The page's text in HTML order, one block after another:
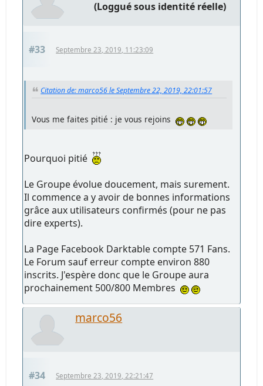
(Loggué sous identité réelle)
#33 Septembre 23, 2019, 11:23:09
Citation de: marco56 le Septembre 22, 2019, 22:01:57
Vous me faites pitié : je vous rejoins
Pourquoi pitié
Le Groupe évolue doucement, mais surement.
Il commence a y avoir de bonnes informations
grâce aux utilisateurs confirmés (pour ne pas
dire experts).
La Page Facebook Darktable compte 571 Fans.
Le Forum sauf erreur compte environ 880
inscrits. J'espère donc que le Groupe aura
prochainement 500/800 Membres
marco56
#34 Septembre 23, 2019, 22:21:47